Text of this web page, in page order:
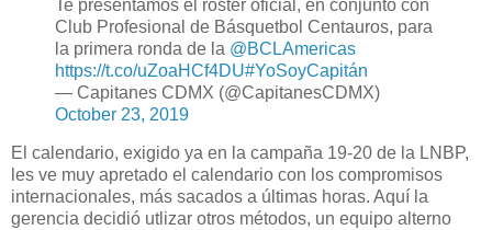
Te presentamos el roster oficial, en conjunto con
Club Profesional de Básquetbol Centauros, para
la primera ronda de la @BCLAmericas
https://t.co/uZoaHCf4DU#YoSoyCapitán
— Capitanes CDMX (@CapitanesCDMX)
October 23, 2019
El calendario, exigido ya en la campaña 19-20 de la LNBP,
les ve muy apretado el calendario con los compromisos
internacionales, más sacados a últimas horas. Aquí la
gerencia decidió utlizar otros métodos, un equipo alterno